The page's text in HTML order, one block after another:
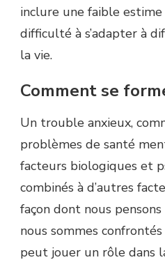
inclure une faible
difficulté à s’adapter à
la vie.
Comment se
Un trouble anxieux,
problèmes de santé
facteurs biologiques et
combinés à d’autres
façon dont nous
nous sommes
peut jouer un rôle dans